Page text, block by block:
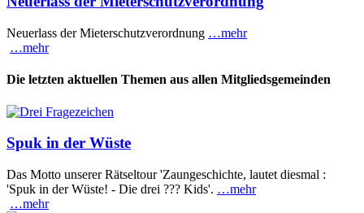
Neuerlass der Mieterschutzverordnung …mehr
…mehr
Die letzten aktuellen Themen aus allen Mitgliedsgemeinden
Spuk in der Wüste
Das Motto unserer Rätseltour 'Zaungeschichte, lautet diesmal :
'Spuk in der Wüste! - Die drei ??? Kids'. …mehr
…mehr